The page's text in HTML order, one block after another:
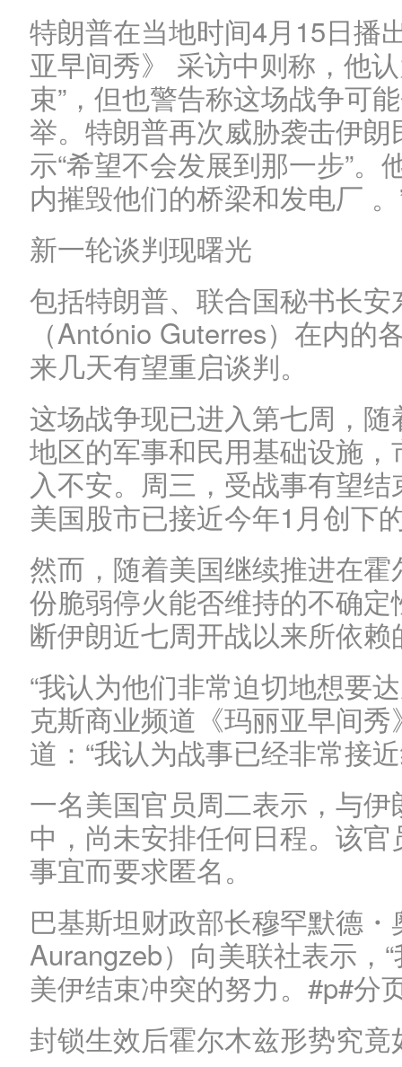
特朗普在当地时间4月15日播
亚早间秀》 采访中则称，他
束”，但也警告称这场战争可
举。特朗普再次威胁袭击伊
示“希望不会发展到那一步”。
内摧毁他们的桥梁和发电厂 。
新一轮谈判现曙光
包括特朗普、联合国秘书长
（António Guterres）在内
来几天有望重启谈判。
这场战争现已进入第七周，
地区的军事和民用基础设施
入不安。周三，受战事有望
美国股市已接近今年1月创下
然而，随着美国继续推进在
份脆弱停火能否维持的不确
断伊朗近七周开战以来所依
“我认为他们非常迫切地想要
克斯商业频道《玛丽亚早间
道：“我认为战事已经非常接
一名美国官员周二表示，与
中，尚未安排任何日程。该
事宜而要求匿名。
巴基斯坦财政部长穆罕默德
Aurangzeb）向美联社表示，
美伊结束冲突的努力。#p#分
封锁生效后霍尔木兹形势究竟